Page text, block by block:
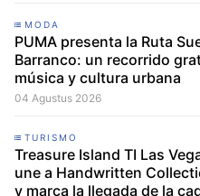
MODA
PUMA presenta la Ruta
Barranco: un recorrido
música y cultura urbana
04 Agustus 2026
TURISMO
Treasure Island TI Las
une a Handwritten
y marca la llegada de la